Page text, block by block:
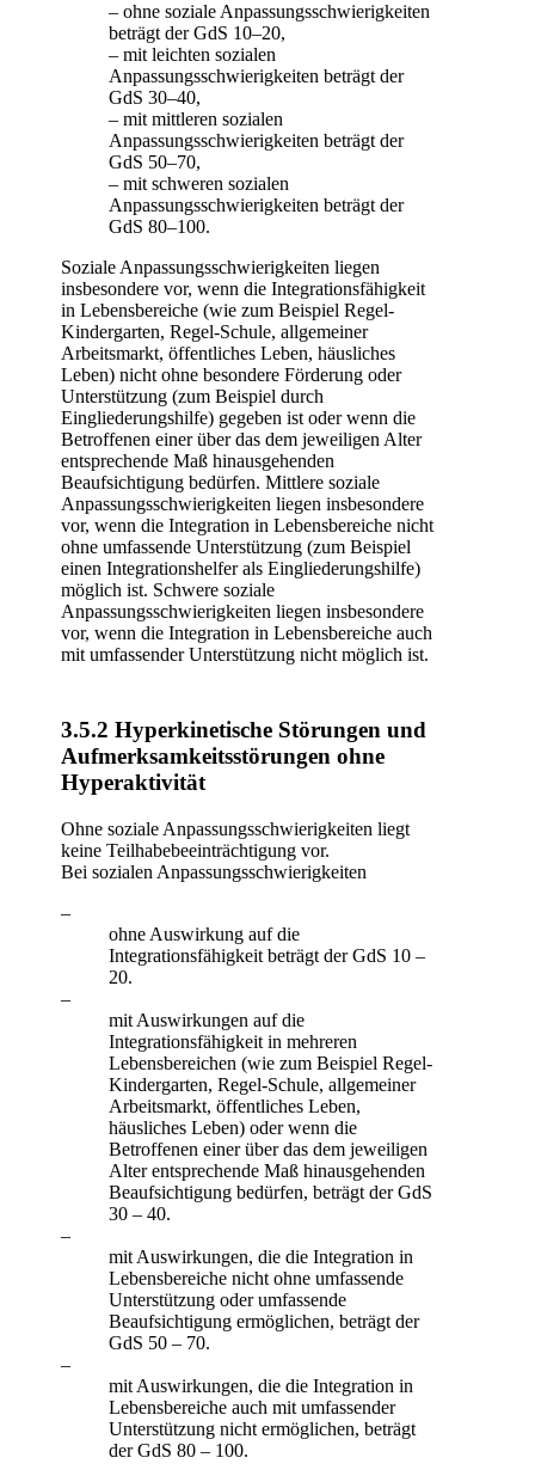
– ohne soziale Anpassungsschwierigkeiten
beträgt der GdS 10–20,
– mit leichten sozialen
Anpassungsschwierigkeiten beträgt der
GdS 30–40,
– mit mittleren sozialen
Anpassungsschwierigkeiten beträgt der
GdS 50–70,
– mit schweren sozialen
Anpassungsschwierigkeiten beträgt der
GdS 80–100.
Soziale Anpassungsschwierigkeiten liegen
insbesondere vor, wenn die Integrationsfähigkeit
in Lebensbereiche (wie zum Beispiel Regel-
Kindergarten, Regel-Schule, allgemeiner
Arbeitsmarkt, öffentliches Leben, häusliches
Leben) nicht ohne besondere Förderung oder
Unterstützung (zum Beispiel durch
Eingliederungshilfe) gegeben ist oder wenn die
Betroffenen einer über das dem jeweiligen Alter
entsprechende Maß hinausgehenden
Beaufsichtigung bedürfen. Mittlere soziale
Anpassungsschwierigkeiten liegen insbesondere
vor, wenn die Integration in Lebensbereiche nicht
ohne umfassende Unterstützung (zum Beispiel
einen Integrationshelfer als Eingliederungshilfe)
möglich ist. Schwere soziale
Anpassungsschwierigkeiten liegen insbesondere
vor, wenn die Integration in Lebensbereiche auch
mit umfassender Unterstützung nicht möglich ist.
3.5.2 Hyperkinetische Störungen und
Aufmerksamkeitsstörungen ohne
Hyperaktivität
Ohne soziale Anpassungsschwierigkeiten liegt
keine Teilhabebeeinträchtigung vor.
Bei sozialen Anpassungsschwierigkeiten
–
ohne Auswirkung auf die
Integrationsfähigkeit beträgt der GdS 10 –
20.
–
mit Auswirkungen auf die
Integrationsfähigkeit in mehreren
Lebensbereichen (wie zum Beispiel Regel-
Kindergarten, Regel-Schule, allgemeiner
Arbeitsmarkt, öffentliches Leben,
häusliches Leben) oder wenn die
Betroffenen einer über das dem jeweiligen
Alter entsprechende Maß hinausgehenden
Beaufsichtigung bedürfen, beträgt der GdS
30 – 40.
–
mit Auswirkungen, die die Integration in
Lebensbereiche nicht ohne umfassende
Unterstützung oder umfassende
Beaufsichtigung ermöglichen, beträgt der
GdS 50 – 70.
–
mit Auswirkungen, die die Integration in
Lebensbereiche auch mit umfassender
Unterstützung nicht ermöglichen, beträgt
der GdS 80 – 100.